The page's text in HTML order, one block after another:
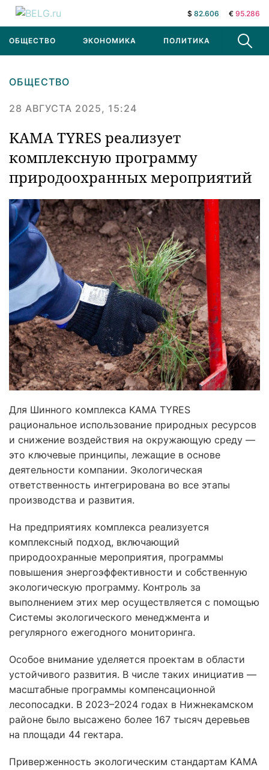
$ 82.606 € 95.286
ОБЩЕСТВО ЭКОНОМИКА ПОЛИТИКА В МИРЕ
ОБЩЕСТВО
28 АВГУСТА 2025, 15:24
KAMA TYRES реализует
комплексную программу
природоохранных мероприятий
Для Шинного комплекса KAMA TYRES
рациональное использование природных ресурсов
и снижение воздействия на окружающую среду —
это ключевые принципы, лежащие в основе
деятельности компании. Экологическая
ответственность интегрирована во все этапы
производства и развития.
На предприятиях комплекса реализуется
комплексный подход, включающий
природоохранные мероприятия, программы
повышения энергоэффективности и собственную
экологическую программу. Контроль за
выполнением этих мер осуществляется с помощью
Системы экологического менеджмента и
регулярного ежегодного мониторинга.
Особое внимание уделяется проектам в области
устойчивого развития. В числе таких инициатив —
масштабные программы компенсационной
лесопосадки. В 2023–2024 годах в Нижнекамском
районе было высажено более 167 тысяч деревьев
на площади 44 гектара.
Приверженность экологическим стандартам KAMA